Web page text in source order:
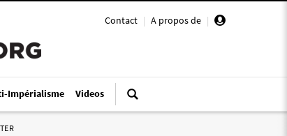
Contact | A propos de |
Impérialisme Videos